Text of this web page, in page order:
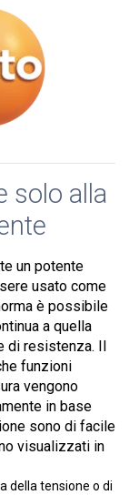
solo alla
un potente
usato come
è possibile
a quella
di resistenza. Il
funzioni
vengono
in base
sono di facile
visualizzati in
della tensione o di